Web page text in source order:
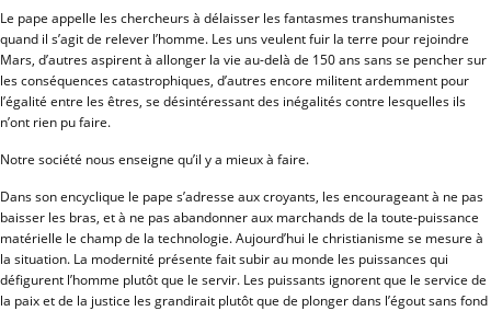
Le pape appelle les chercheurs à délaisser les fantasmes transhumanistes
quand il s’agit de relever l’homme. Les uns veulent fuir la terre pour rejoindre
Mars, d’autres aspirent à allonger la vie au-delà de 150 ans sans se pencher sur
les conséquences catastrophiques, d’autres encore militent ardemment pour
l’égalité entre les êtres, se désintéressant des inégalités contre lesquelles ils
n’ont rien pu faire.
Notre société nous enseigne qu’il y a mieux à faire.
Dans son encyclique le pape s’adresse aux croyants, les encourageant à ne pas
baisser les bras, et à ne pas abandonner aux marchands de la toute-puissance
matérielle le champ de la technologie. Aujourd’hui le christianisme se mesure à
la situation. La modernité présente fait subir au monde les puissances qui
défigurent l’homme plutôt que le servir. Les puissants ignorent que le service de
la paix et de la justice les grandirait plutôt que de plonger dans l’égout sans fond